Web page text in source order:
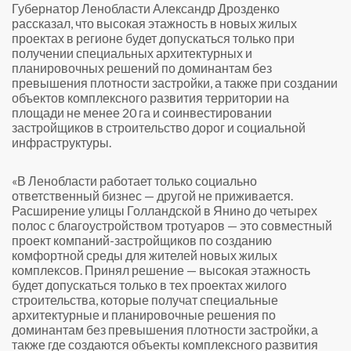
Губернатор Ленобласти Александр Дрозденко
рассказал, что высокая этажность в новых жилых
проектах в регионе будет допускаться только при
получении специальных архитектурных и
планировочных решений по доминантам без
превышения плотности застройки, а также при создании
объектов комплексного развития территории на
площади не менее 20 га и соинвестировании
застройщиков в строительство дорог и социальной
инфраструктуры.
«В Ленобласти работает только социально
ответственный бизнес — другой не приживается.
Расширение улицы Голландской в Янино до четырех
полос с благоустройством тротуаров — это совместный
проект компаний-застройщиков по созданию
комфортной среды для жителей новых жилых
комплексов. Принял решение — высокая этажность
будет допускаться только в тех проектах жилого
строительства, которые получат специальные
архитектурные и планировочные решения по
доминантам без превышения плотности застройки, а
также где создаются объекты комплексного развития